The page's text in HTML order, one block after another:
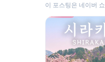
이 포스팅은 네이버